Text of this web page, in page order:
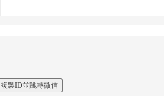
複製ID並跳轉微信